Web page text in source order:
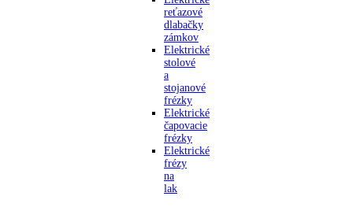
reťazové
dlabačky
zámkov
Elektrické
stolové
a
stojanové
frézky
Elektrické
čapovacie
frézky
Elektrické
frézy
na
lak